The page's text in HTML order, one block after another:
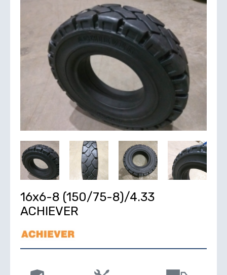
16х6-8 (150/75-8)/4.33
ACHIEVER